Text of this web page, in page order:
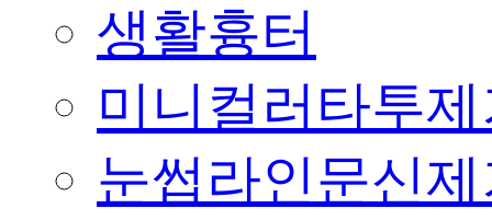
생활흉터
미니컬러타투
눈썹라인문신